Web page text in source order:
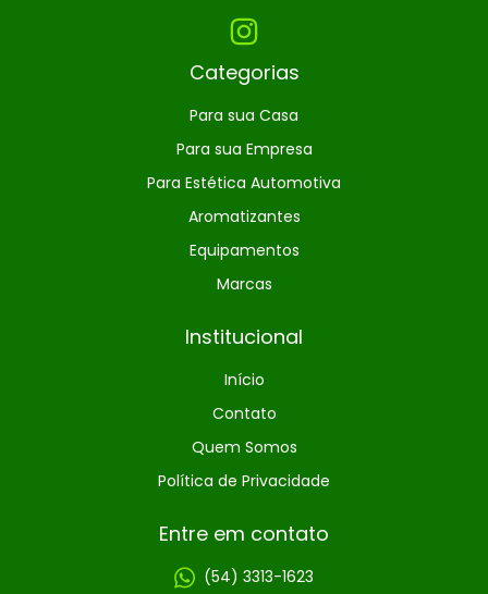
Categorias
Para sua Casa
Para sua Empresa
Para Estética Automotiva
Aromatizantes
Equipamentos
Marcas
Institucional
Início
Contato
Quem Somos
Política de Privacidade
Entre em contato
(54) 3313-1623